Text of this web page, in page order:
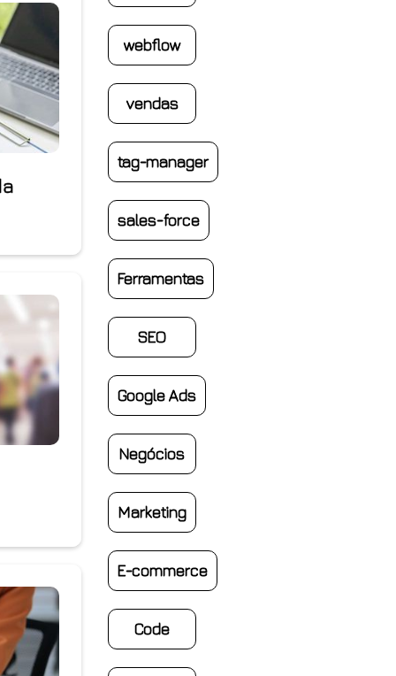
webflow
vendas
tag-manager
sales-force
Ferramentas
SEO
Google Ads
Negócios
Marketing
E-commerce
Code